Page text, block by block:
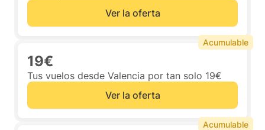
Ver la oferta
19€
Tus vuelos desde Valencia por tan solo 19€
Ver la oferta
Acumulable
Acumulable